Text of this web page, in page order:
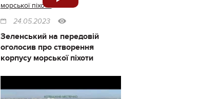
24.05.2023
Зеленський на передовій
оголосив про створення
корпусу морської піхоти